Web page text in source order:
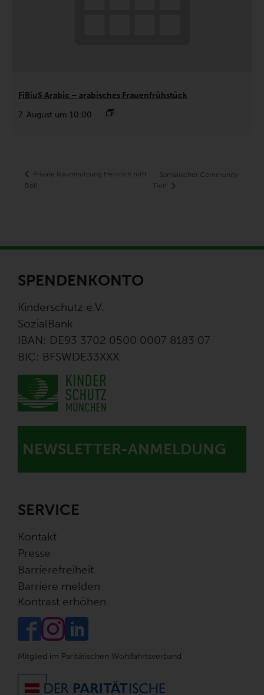
FiBiuS Arabic – arabisches Frauenfrühstück
7. August um 10:00
Private Raumnutzung Heinrich trifft
Böll
Somalischer Community-
Treff
SPENDENKONTO
Kinderschutz e.V.
SozialBank
IBAN: DE93 3702 0500 0007 8183 07
BIC: BFSWDE33XXX
NEWSLETTER-ANMELDUNG
SERVICE
Kontakt
Presse
Barrierefreiheit
Barriere melden
Kontrast erhöhen
Mitglied im Paritätischen Wohlfahrtsverband